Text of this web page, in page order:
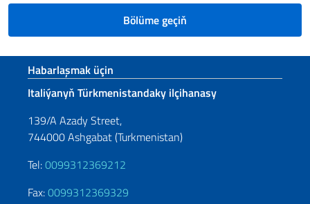
Bölüme geçiň
Sezione footer
Habarlaşmak üçin
Italiýanyň Türkmenistandaky ilçihanasy
139/A Azady Street,
744000 Ashgabat (Turkmenistan)
Tel:0099312369212
Fax:0099312369329